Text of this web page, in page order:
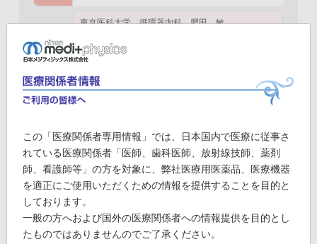
東京医科大学 循環器内科
肥田 敏
Tc標識製剤 (TF、MIBI)
MIBG (心臓交感神経機能障害の検出)
日本大学医学部 循環器科
松本 直也
心臓左心室のSPECT断面
Polar map (極座標表示)
左室のセグメンテーション
QGSソフトウェア
この「医療関係者専用情報」では、日本国内で医療に従事さ
れている医療関係者「医師、歯科医師、放射線技師、薬剤
師、看護師等」の方を対象に、弊社医療用医薬品、医療機器
を適正にご使用いただくための情報を提供することを目的と
しております。
一般の方へおよび国外の医療関係者への情報提供を目的とし
たものではありませんのでご了承ください。